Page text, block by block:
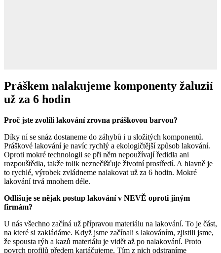
Práškem nalakujeme komponenty žaluzií
už za 6 hodin
Proč jste zvolili lakování zrovna práškovou barvou?
Díky ní se snáz dostaneme do záhybů i u složitých komponentů.
Práškové lakování je navíc rychlý a ekologičtější způsob lakování.
Oproti mokré technologii se při něm nepoužívají ředidla ani
rozpouštědla, takže tolik neznečišťuje životní prostředí. A hlavně je
to rychlé, výrobek zvládneme nalakovat už za 6 hodin. Mokré
lakování trvá mnohem déle.
Odlišuje se nějak postup lakování v NEVĚ oproti jiným
firmám?
U nás všechno začíná už přípravou materiálu na lakování. To je část,
na které si zakládáme. Když jsme začínali s lakováním, zjistili jsme,
že spousta rýh a kazů materiálu je vidět až po nalakování. Proto
povrch profilů předem kartáčujeme. Tím z nich odstraníme